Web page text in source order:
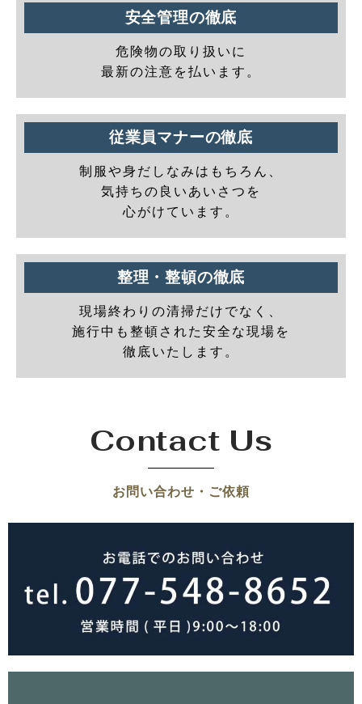
安全管理の徹底
危険物の取り扱いに
最新の注意を払います。
従業員マナーの徹底
制服や身だしなみはもちろん、
気持ちの良いあいさつを
心がけています。
整理・整頓の徹底
現場終わりの清掃だけでなく、
施行中も整頓された安全な現場を
徹底いたします。
Contact Us
お問い合わせ・ご依頼